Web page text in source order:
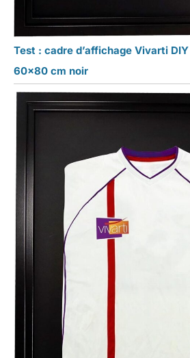
Test : cadre d’affichage Vivarti
60×80 cm noir